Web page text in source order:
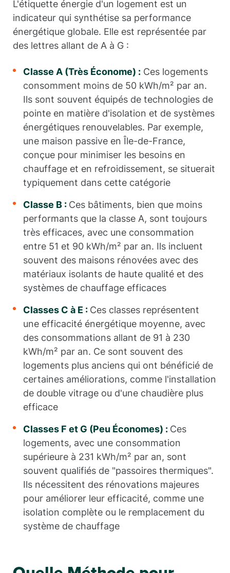
L'étiquette énergie d'un logement est un
indicateur qui synthétise sa performance
énergétique globale. Elle est représentée par
des lettres allant de A à G :
Classe A (Très Économe) : Ces logements
consomment moins de 50 kWh/m² par an.
Ils sont souvent équipés de technologies de
pointe en matière d'isolation et de systèmes
énergétiques renouvelables. Par exemple,
une maison passive en Île-de-France,
conçue pour minimiser les besoins en
chauffage et en refroidissement, se situerait
typiquement dans cette catégorie
Classe B : Ces bâtiments, bien que moins
performants que la classe A, sont toujours
très efficaces, avec une consommation
entre 51 et 90 kWh/m² par an. Ils incluent
souvent des maisons rénovées avec des
matériaux isolants de haute qualité et des
systèmes de chauffage efficaces
Classes C à E : Ces classes représentent
une efficacité énergétique moyenne, avec
des consommations allant de 91 à 230
kWh/m² par an. Ce sont souvent des
logements plus anciens qui ont bénéficié de
certaines améliorations, comme l'installation
de double vitrage ou d'une chaudière plus
efficace
Classes F et G (Peu Économes) : Ces
logements, avec une consommation
supérieure à 231 kWh/m² par an, sont
souvent qualifiés de "passoires thermiques".
Ils nécessitent des rénovations majeures
pour améliorer leur efficacité, comme une
isolation complète ou le remplacement du
système de chauffage